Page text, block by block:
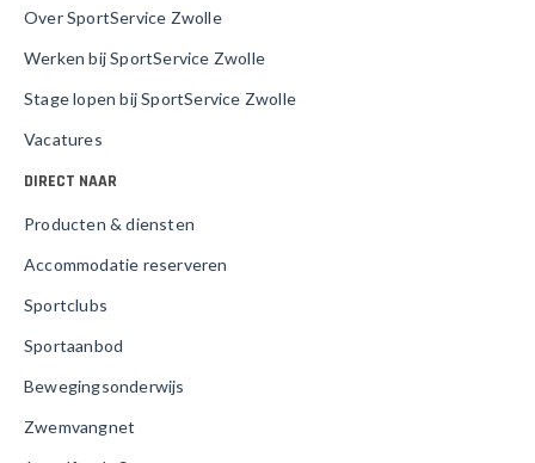
Over SportService Zwolle
Werken bij SportService Zwolle
Stage lopen bij SportService Zwolle
Vacatures
DIRECT NAAR
Producten & diensten
Accommodatie reserveren
Sportclubs
Sportaanbod
Bewegingsonderwijs
Zwemvangnet